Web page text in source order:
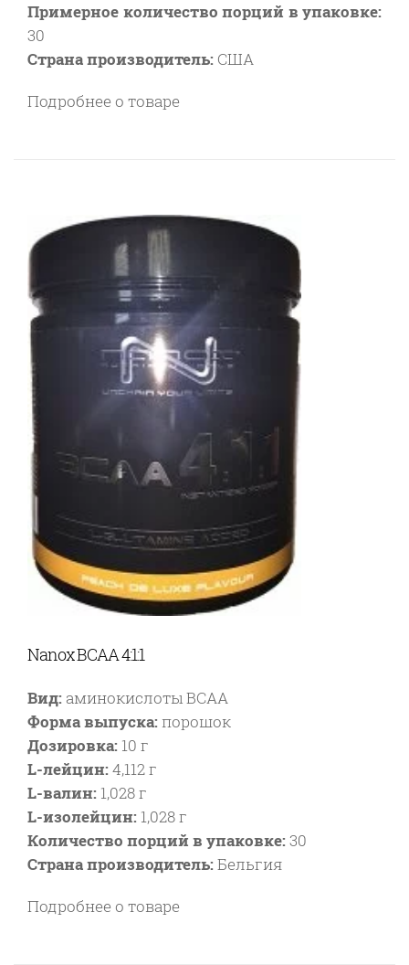
Примерное количество порций в упаковке:
30
Страна производитель: США
Подробнее о товаре
Nanox BCAA 4:1:1
Вид: аминокислоты BCAA
Форма выпуска: порошок
Дозировка: 10 г
L-лейцин:4,112 г
L-валин: 1,028 г
L-изолейцин: 1,028 г
Количество порций в упаковке:30
Страна производитель:Бельгия
Подробнее о товаре